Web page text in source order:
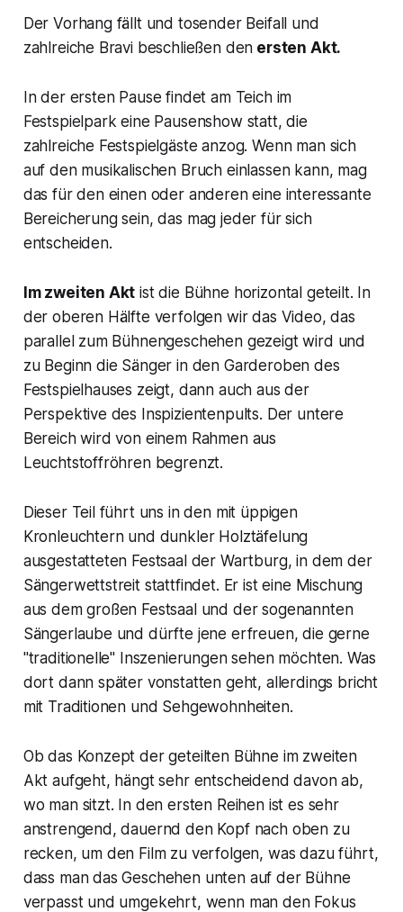
Der Vorhang fällt und tosender Beifall und
zahlreiche Bravi beschließen den ersten Akt.
In der ersten Pause findet am Teich im
Festspielpark eine Pausenshow statt, die
zahlreiche Festspielgäste anzog. Wenn man sich
auf den musikalischen Bruch einlassen kann, mag
das für den einen oder anderen eine interessante
Bereicherung sein, das mag jeder für sich
entscheiden.
Im zweiten Akt ist die Bühne horizontal geteilt. In
der oberen Hälfte verfolgen wir das Video, das
parallel zum Bühnengeschehen gezeigt wird und
zu Beginn die Sänger in den Garderoben des
Festspielhauses zeigt, dann auch aus der
Perspektive des Inspizientenpults. Der untere
Bereich wird von einem Rahmen aus
Leuchtstoffröhren begrenzt.
Dieser Teil führt uns in den mit üppigen
Kronleuchtern und dunkler Holztäfelung
ausgestatteten Festsaal der Wartburg, in dem der
Sängerwettstreit stattfindet. Er ist eine Mischung
aus dem großen Festsaal und der sogenannten
Sängerlaube und dürfte jene erfreuen, die gerne
"traditionelle" Inszenierungen sehen möchten. Was
dort dann später vonstatten geht, allerdings bricht
mit Traditionen und Sehgewohnheiten.
Ob das Konzept der geteilten Bühne im zweiten
Akt aufgeht, hängt sehr entscheidend davon ab,
wo man sitzt. In den ersten Reihen ist es sehr
anstrengend, dauernd den Kopf nach oben zu
recken, um den Film zu verfolgen, was dazu führt,
dass man das Geschehen unten auf der Bühne
verpasst und umgekehrt, wenn man den Fokus